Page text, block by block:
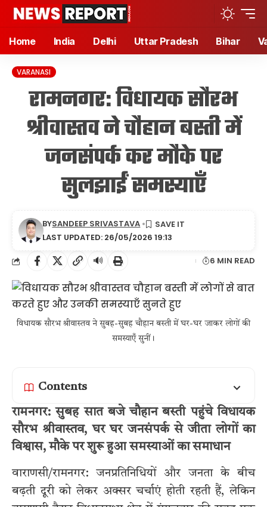
Home India Delhi Uttar Pradesh Bihar
VARANASI
रामनगर: विधायक सौरभ
श्रीवास्तव ने चौहान बस्ती में
जनसंपर्क कर मौके पर
सुलझाईं समस्याएँ
LAST UPDATED: 26/05/2026 19:13
BYSANDEEP SRIVASTAVA
🔊 6 MIN READ
विधायक सौरभ श्रीवास्तव ने सुबह-सुबह चौहान बस्ती में घर-घर जाकर लोगों की
समस्याएँ सुनीं।
Contents
रामनगर: सुबह सात बजे चौहान बस्ती पहुंचे विधायक
सौरभ श्रीवास्तव, घर घर जनसंपर्क से जीता लोगों का
विश्वास, मौके पर शुरू हुआ समस्याओं का समाधान
वाराणसी/रामनगर: जनप्रतिनिधियों और जनता के बीच
बढ़ती दूरी को लेकर अक्सर चर्चाएं होती रहती हैं, लेकिन